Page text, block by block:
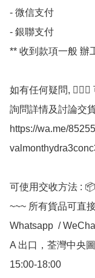
- 微信支付
- 銀聯支付
** 收到款項一般 辦
如有任何疑問,
詢問詳情及討論交
https://wa.me/
可使用交收方法 :
~~~ 所有貨品可直
Whatsapp  /
A 出口，荃灣中央
15:00-18:00